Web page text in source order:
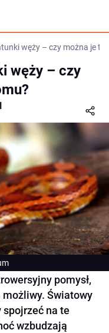
węży – czy można je
węży – czy
pomysł,
możliwy. Światowy
spojrzeć na te
wzbudzają